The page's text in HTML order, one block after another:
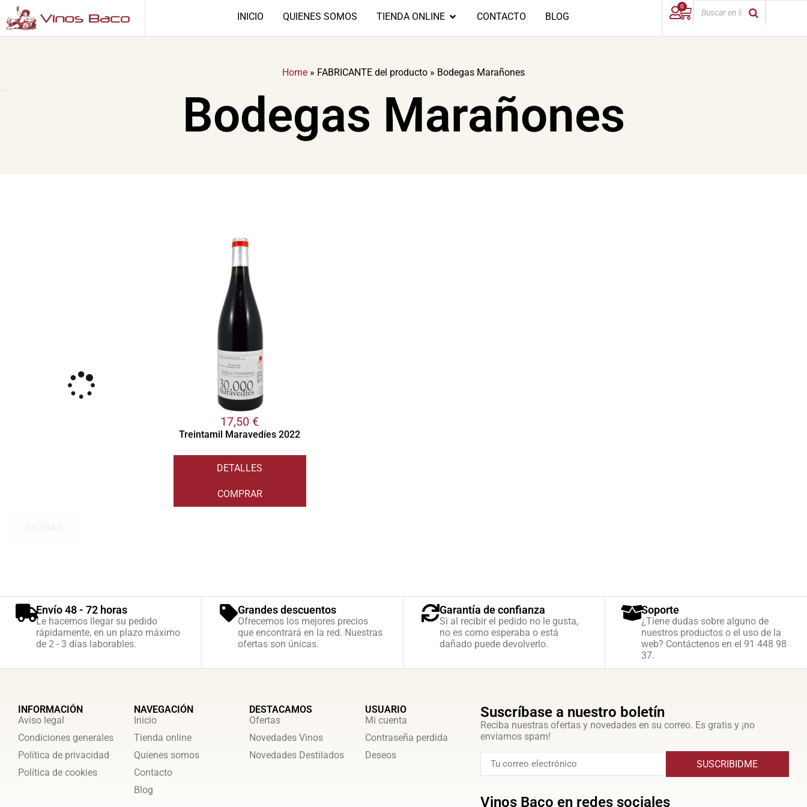
INICIO QUIENES SOMOS TIENDA ONLINE CONTACTO BLOG
0
Home » FABRICANTE del producto » Bodegas Marañones
Bodegas Marañones
17,50 €
Treintamil Maravedíes 2022
DETALLES
COMPRAR
Envío 48 - 72 horas
Le hacemos llegar su pedido
rápidamente, en un plazo máximo
de 2 - 3 días laborables.
Grandes descuentos
Ofrecemos los mejores precios
que encontrará en la red. Nuestras
ofertas son únicas.
Garantía de confianza
Si al recibir el pedido no le gusta,
no es como esperaba o está
dañado puede devolverlo.
Soporte
¿Tiene dudas sobre alguno de
nuestros productos o el uso de la
web? Contáctenos en el 91 448 98
37.
INFORMACIÓN
Aviso legal
Condiciones generales
Política de privacidad
Política de cookies
NAVEGACIÓN
Inicio
Tienda online
Quienes somos
Contacto
Blog
DESTACAMOS
Ofertas
Novedades Vinos
Novedades Destilados
USUARIO
Mi cuenta
Contraseña perdida
Deseos
Suscríbase a nuestro boletín
Reciba nuestras ofertas y novedades en su correo. Es gratis y ¡no
enviamos spam!
SUSCRIBIDME
Vinos Baco en redes sociales